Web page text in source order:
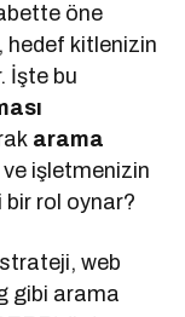
öne
hedef kitlenizin
İşte bu
arama
ve işletmenizin
bir rol oynar?
web
gibi arama